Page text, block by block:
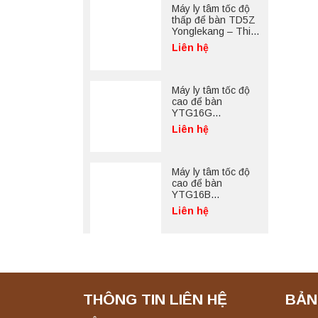
Máy ly tâm tốc độ
thấp để bàn TD5Z
Yonglekang – Thiết
bị ly tâm phòng thí
nghiệm
Liên hệ
Máy ly tâm tốc độ
cao để bàn
YTG16G
Yonglekang – Thiết
bị ly tâm phòng thí
Liên hệ
Máy ly tâm tốc độ
cao để bàn
YTG16B
Yonglekang – Thiết
bị ly tâm phòng thí
Liên hệ
THÔNG TIN LIÊN HỆ